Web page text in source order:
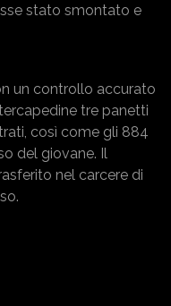
stato smontato e
un controllo accurato
tre panetti
così come gli 884
del giovane. Il
nel carcere di